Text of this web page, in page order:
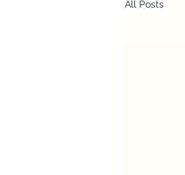
All Posts